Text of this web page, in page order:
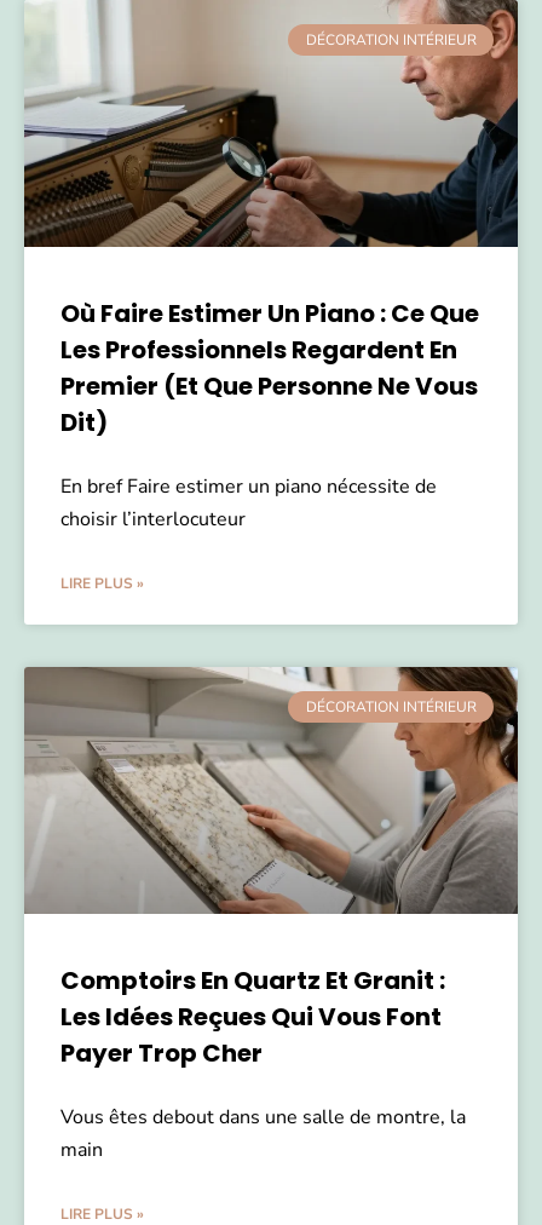
DÉCORATION INTÉRIEUR
Où Faire Estimer Un Piano : Ce Que
Les Professionnels Regardent En
Premier (et Que Personne Ne Vous
Dit)
En bref Faire estimer un piano nécessite de
choisir l’interlocuteur
LIRE PLUS »
DÉCORATION INTÉRIEUR
Comptoirs En Quartz Et Granit :
Les Idées Reçues Qui Vous Font
Payer Trop Cher
Vous êtes debout dans une salle de montre, la
main
LIRE PLUS »